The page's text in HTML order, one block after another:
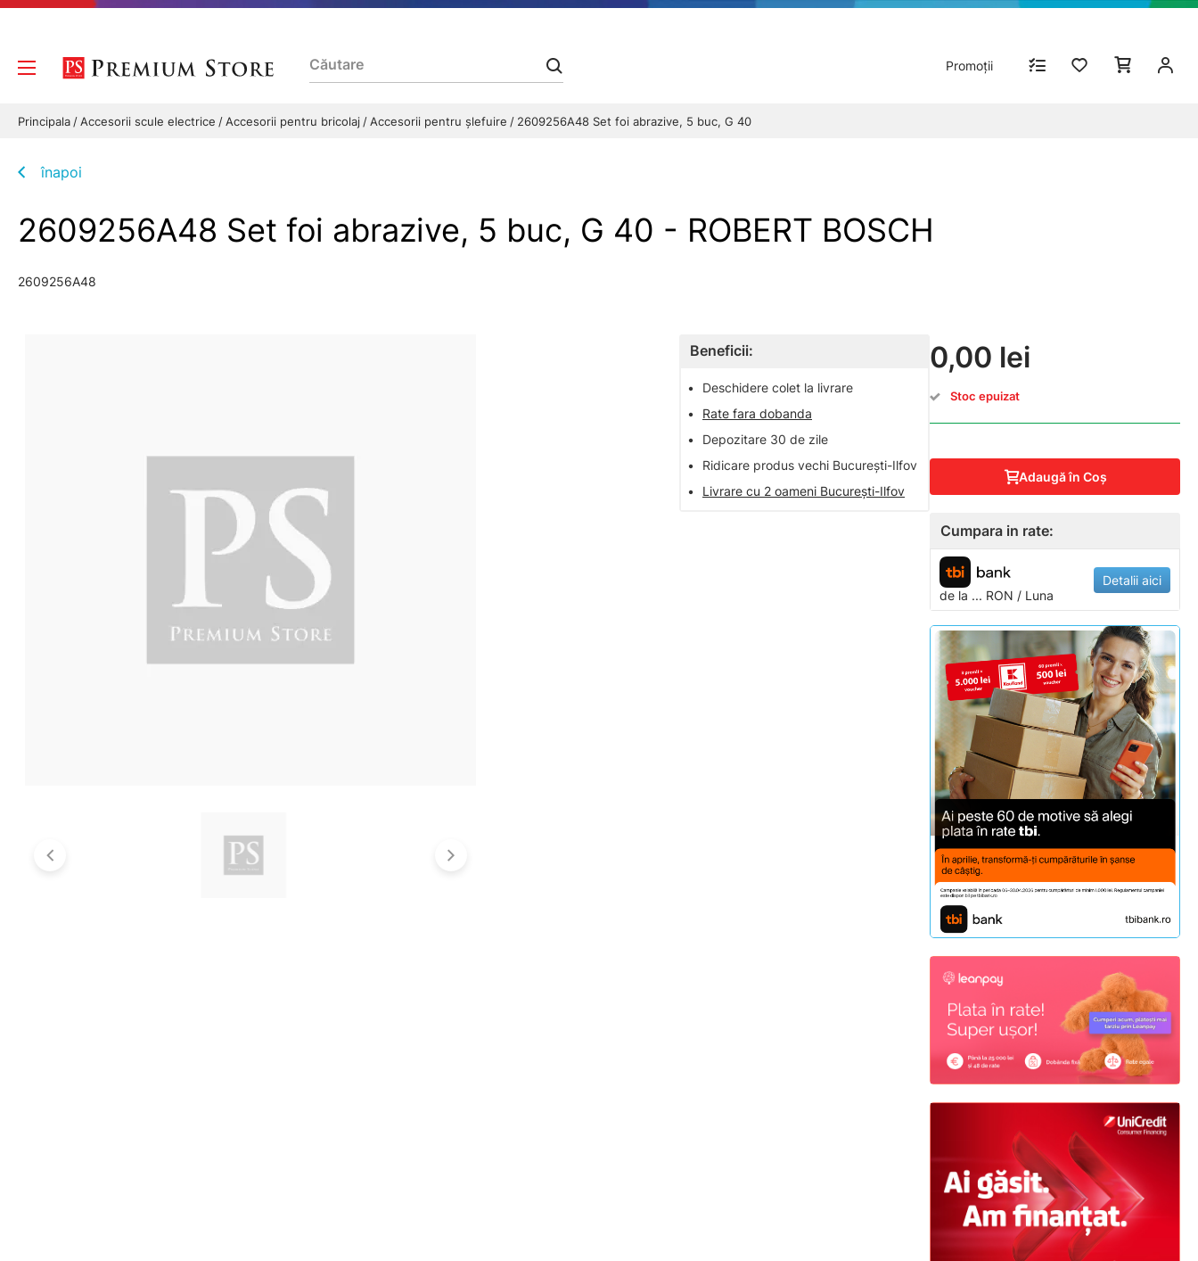
Promoții
Principala Accesorii scule electrice Accesorii pentru bricolaj Accesorii pentru șlefuire 2609256A48 Set foi abrazive, 5 buc, G 40
înapoi
2609256A48 Set foi abrazive, 5 buc, G 40 - ROBERT BOSCH
2609256A48
Beneficii:
•
Deschidere colet la livrare
•
Rate fara dobanda
•
Depozitare 30 de zile
•
Ridicare produs vechi București-Ilfov
•
Livrare cu 2 oameni București-Ilfov
0,00 lei
Stoc epuizat
Adaugă în Coş
Cumpara in rate:
de la ... RON / Luna
Detalii aici